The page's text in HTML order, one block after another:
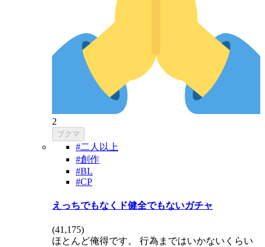
2
ブクマ
#二人以上
#創作
#BL
#CP
えっちでもなくド健全でもないガチャ
(41,175)
ほとんど俺得です。 行為まではいかないくらい